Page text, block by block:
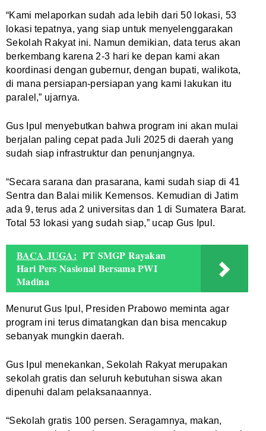
“Kami melaporkan sudah ada lebih dari 50 lokasi, 53
lokasi tepatnya, yang siap untuk menyelenggarakan
Sekolah Rakyat ini. Namun demikian, data terus akan
berkembang karena 2-3 hari ke depan kami akan
koordinasi dengan gubernur, dengan bupati, walikota,
di mana persiapan-persiapan yang kami lakukan itu
paralel,” ujarnya.
Gus Ipul menyebutkan bahwa program ini akan mulai
berjalan paling cepat pada Juli 2025 di daerah yang
sudah siap infrastruktur dan penunjangnya.
“Secara sarana dan prasarana, kami sudah siap di 41
Sentra dan Balai milik Kemensos. Kemudian di Jatim
ada 9, terus ada 2 universitas dan 1 di Sumatera Barat.
Total 53 lokasi yang sudah siap,” ucap Gus Ipul.
BACA JUGA: PT SMGP Rayakan
Hari Pers Nasional Bersama PWI
Madina
Menurut Gus lpul, Presiden Prabowo meminta agar
program ini terus dimatangkan dan bisa mencakup
sebanyak mungkin daerah.
Gus Ipul menekankan, Sekolah Rakyat merupakan
sekolah gratis dan seluruh kebutuhan siswa akan
dipenuhi dalam pelaksanaannya.
“Sekolah gratis 100 persen. Seragamnya, makan,